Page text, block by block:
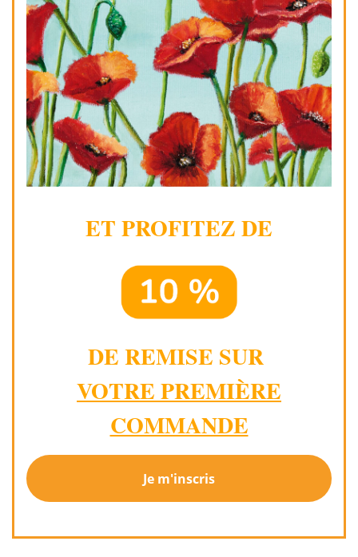
ET PROFITEZ DE
DE REMISE SUR
VOTRE PREMIÈRE
COMMANDE
Je m'inscris